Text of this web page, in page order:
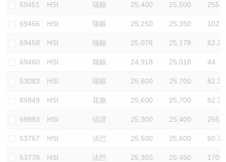
69451 HSI 瑞銀 25,400 25,500 255.1
69456 HSI 瑞銀 25,250 25,350 102
69458 HSI 瑞銀 25,078 25,178 62.2
69460 HSI 瑞銀 24,918 25,018 44
53083 HSI 瑞銀 25,600 25,700 82.3
69849 HSI 花旗 25,600 25,700 82.3
69893 HSI 信證 25,300 25,400 255.1
53767 HSI 法巴 25,500 25,600 60.7
53778 HSI 法巴 25,350 25,450 170.1